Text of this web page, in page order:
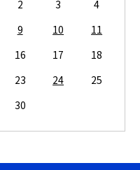
2 3
4
9 10
11
16 17
18
23 24
25
30